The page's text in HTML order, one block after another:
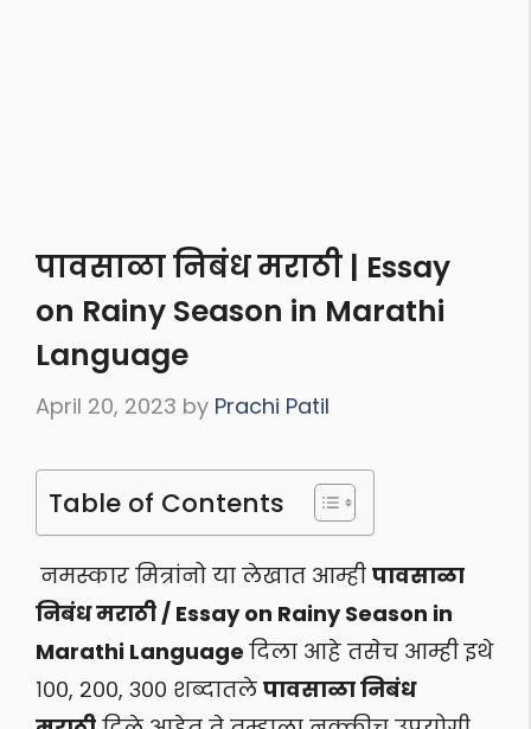
पावसाळा निबंध मराठी | Essay
on Rainy Season in Marathi
Language
April 20, 2023 by Prachi Patil
Table of Contents
नमस्कार मित्रांनो या लेखात आम्ही पावसाळा
निबंध मराठी / Essay on Rainy Season in
Marathi Language दिला आहे तसेच आम्ही इथे
१००, २००, ३०० शब्दातले पावसाळा निबंध